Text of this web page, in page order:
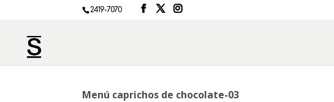
2419-7070
Menú caprichos de chocolate-03